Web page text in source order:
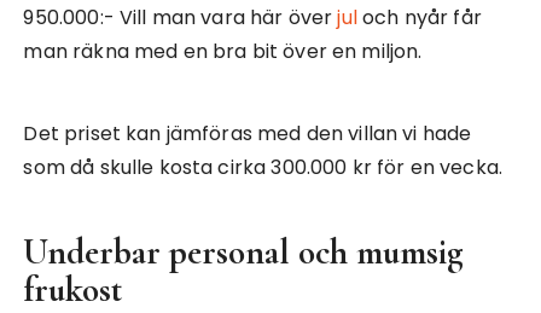
950.000:- Vill man vara här överjuloch nyår får
man räkna med en bra bit över en miljon.
Det priset kan jämföras med den villan vi hade
som då skulle kosta cirka 300.000 kr för en vecka.
Underbar personal och mumsig
frukost